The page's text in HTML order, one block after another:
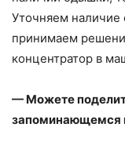
Уточняем наличие
принимаем
концентратор в
— Можете
запоминающемся